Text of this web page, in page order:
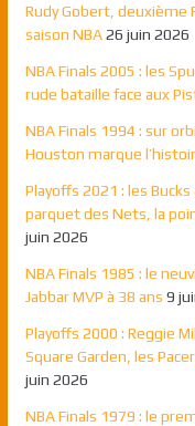
Rudy Gobert, deuxième
saison NBA 26 juin 2026
NBA Finals 2005 : les
rude bataille face aux
NBA Finals 1994 : sur
Houston marque
Playoffs 2021 : les
parquet des Nets, la
juin 2026
NBA Finals 1985 : le
Jabbar MVP à 38 ans 9
Playoffs 2000 : Reggie
Square Garden, les
juin 2026
NBA Finals 1979 : le